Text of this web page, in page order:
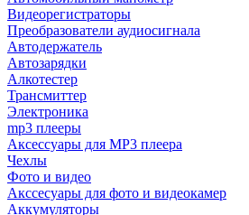
Видеорегистраторы
Преобразователи аудиосигнала
Автодержатель
Автозарядки
Алкотестер
Трансмиттер
Электроника
mp3 плееры
Аксессуары для MP3 плеера
Чехлы
Фото и видео
Акссесуары для фото и видеокамер
Аккумуляторы